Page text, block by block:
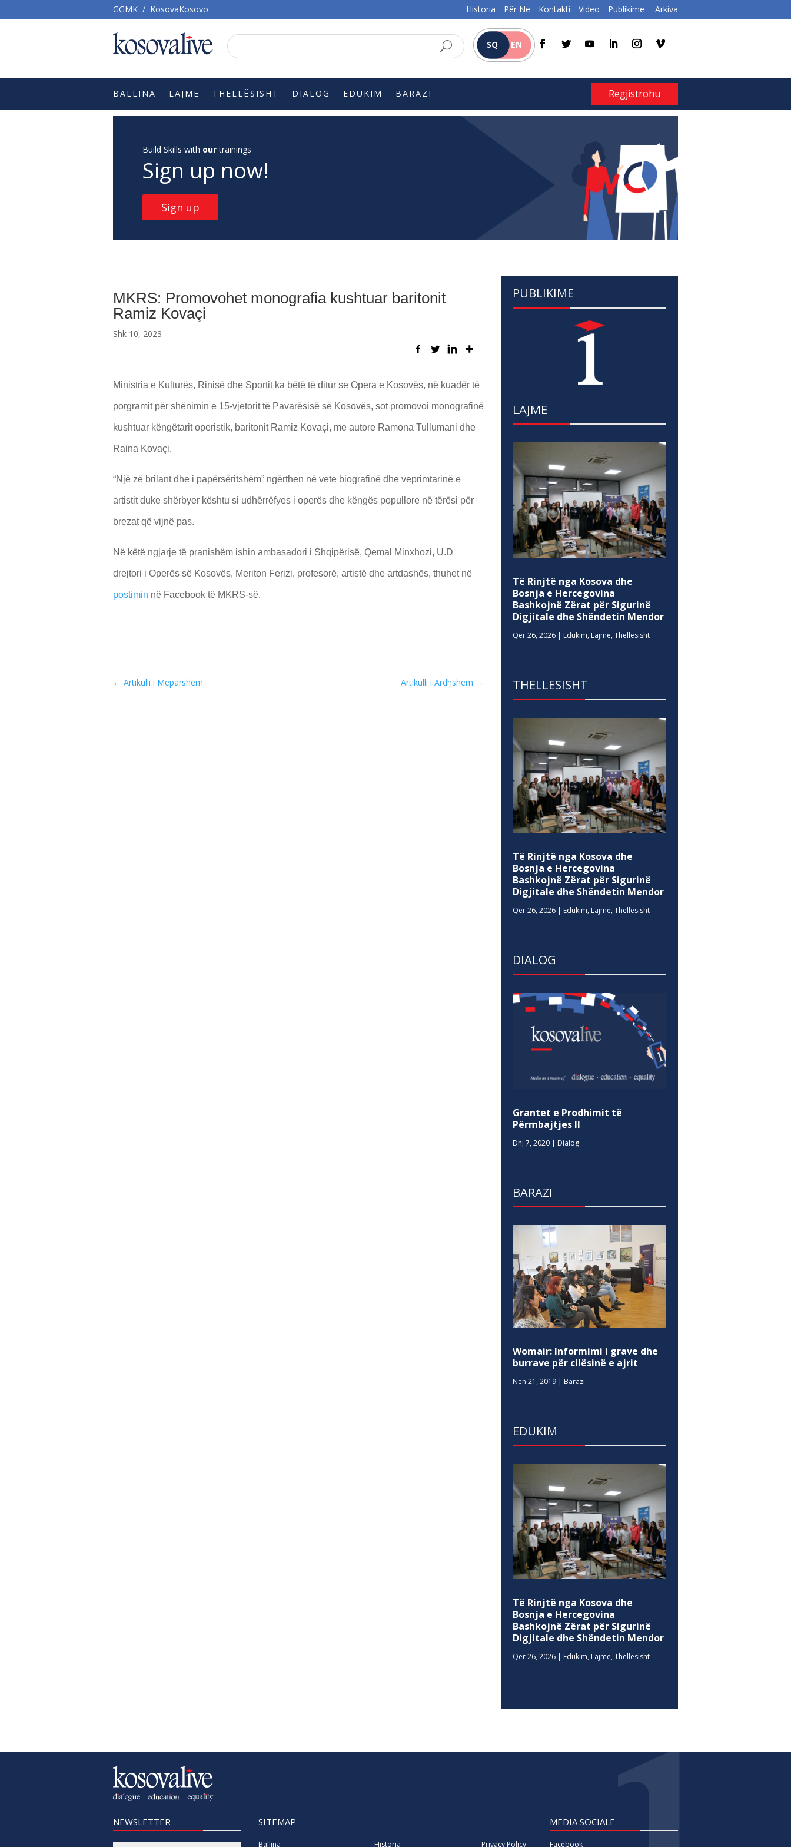
GGMK / KosovaKosovo Historia Për Ne Kontakti Video Publikime Arkiva
SQ EN
BALLINA LAJME THELLËSISHT DIALOG EDUKIM BARAZI Regjistrohu
Build Skills with ourtrainings
Sign up now!
Sign up
MKRS: Promovohet monografia kushtuar baritonit
Ramiz Kovaçi
Shk 10, 2023
Ministria e Kulturës, Rinisë dhe Sportit ka bëtë të ditur se Opera e Kosovës, në kuadër të
porgramit për shënimin e 15-vjetorit të Pavarësisë së Kosovës, sot promovoi monografinë
kushtuar këngëtarit operistik, baritonit Ramiz Kovaçi, me autore Ramona Tullumani dhe
Raina Kovaçi.
“Një zë brilant dhe i papërsëritshëm” ngërthen në vete biografinë dhe veprimtarinë e
artistit duke shërbyer kështu si udhërrëfyes i operës dhe këngës popullore në tërësi për
brezat që vijnë pas.
Në këtë ngjarje të pranishëm ishin ambasadori i Shqipërisë, Qemal Minxhozi, U.D
drejtori i Operës së Kosovës, Meriton Ferizi, profesorë, artistë dhe artdashës, thuhet në
postimin në Facebook të MKRS-së.
← Artikulli i Mëparshëm Artikulli i Ardhshëm →
PUBLIKIME
LAJME
Të Rinjtë nga Kosova dhe
Bosnja e Hercegovina
Bashkojnë Zërat për Sigurinë
Digjitale dhe Shëndetin Mendor
Qer 26, 2026 | Edukim, Lajme,Thellesisht
THELLESISHT
Të Rinjtë nga Kosova dhe
Bosnja e Hercegovina
Bashkojnë Zërat për Sigurinë
Digjitale dhe Shëndetin Mendor
Qer 26, 2026 | Edukim, Lajme,Thellesisht
DIALOG
Grantet e Prodhimit të
Përmbajtjes II
Dhj 7, 2020 | Dialog
BARAZI
Womair: Informimi i grave dhe
burrave për cilësinë e ajrit
Nën 21, 2019 | Barazi
EDUKIM
Të Rinjtë nga Kosova dhe
Bosnja e Hercegovina
Bashkojnë Zërat për Sigurinë
Digjitale dhe Shëndetin Mendor
Qer 26, 2026 | Edukim, Lajme,Thellesisht
NEWSLETTER SITEMAP
Ballina Historia Privacy Policy
MEDIA SOCIALE
Facebook